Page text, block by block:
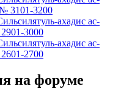
3101-3200
ахадис ас-
3000
ахадис ас-
2700
на форуме